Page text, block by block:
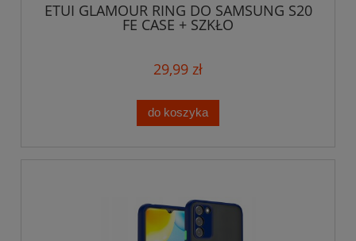
ETUI GLAMOUR RING DO SAMSUNG S20
FE CASE + SZKŁO
29,99 zł
do koszyka